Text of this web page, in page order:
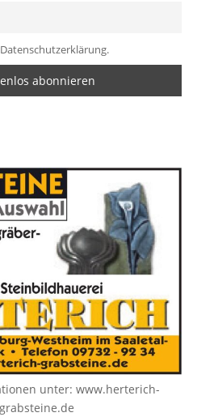
unter:www.herterich-
grabsteine.de